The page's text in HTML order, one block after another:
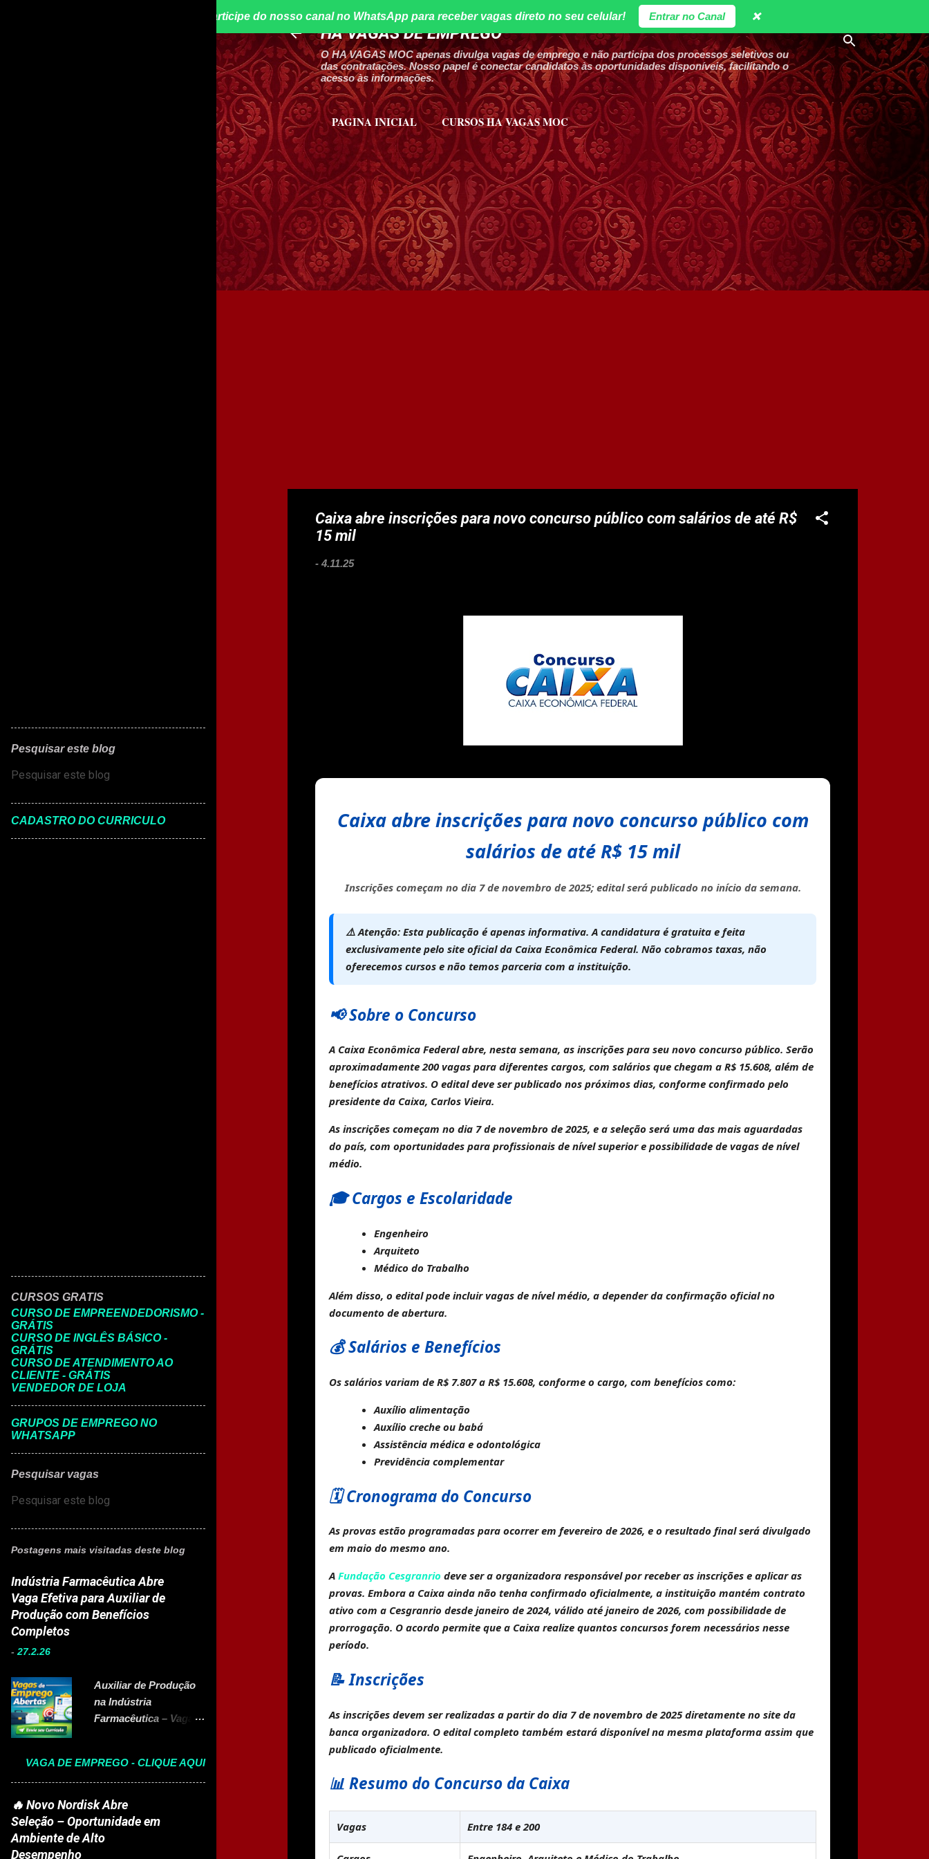
Pular para o conteúdo principal
HA VAGAS DE EMPREGO
O HA VAGAS MOC apenas divulga vagas de emprego e não participa dos processos seletivos ou
das contratações. Nosso papel é conectar candidatos às oportunidades disponíveis, facilitando o
acesso às informações.
📢 Participe do nosso canal no WhatsApp para receber vagas direto no seu celular! Entrar no Canal ❌
PAGINA INICIAL CURSOS HA VAGAS MOC
Caixa abre inscrições para novo concurso público com salários de até R$
15 mil
- 4.11.25
Caixa abre inscrições para novo concurso público com
salários de até R$ 15 mil
Inscrições começam no dia 7 de novembro de 2025; edital será publicado no início da semana.
⚠️Atenção: Esta publicação é apenas informativa. A candidatura é gratuita e feita
exclusivamente pelo site oficial da Caixa Econômica Federal. Não cobramos taxas, não
oferecemos cursos e não temos parceria com a instituição.
📢 Sobre o Concurso
A Caixa Econômica Federalabre, nesta semana, as inscrições para seu novo concurso público. Serão
aproximadamente200 vagas para diferentes cargos, com salários que chegam a R$ 15.608, além de
benefícios atrativos. O editaldeve ser publicado nos próximos dias, conforme confirmado pelo
presidente da Caixa, Carlos Vieira.
As inscrições começam no dia 7 de novembro de 2025, e a seleção será uma das mais aguardadas
do país, com oportunidades para profissionais de nível superior e possibilidade de vagas de nível
médio.
🎓 Cargos e Escolaridade
Engenheiro
Arquiteto
Médico do Trabalho
Além disso, o edital pode incluir vagas de nível médio, a depender da confirmação oficial no
documento de abertura.
💰 Salários e Benefícios
Os salários variam de R$ 7.807 a R$ 15.608, conforme o cargo, com benefícios como:
Auxílio alimentação
Auxílio creche ou babá
Assistência médica e odontológica
Previdência complementar
🗓️ Cronograma do Concurso
As provas estão programadas para ocorrer em fevereiro de 2026, e o resultado finalserá divulgado
em maio do mesmo ano.
A Fundação Cesgranrio deve ser a organizadora responsável por receber as inscrições e aplicar as
provas. Embora a Caixa ainda não tenha confirmado oficialmente, a instituição mantém contrato
ativo com a Cesgranrio desde janeiro de 2024, válido até janeiro de 2026, com possibilidade de
prorrogação. O acordo permite que a Caixa realize quantos concursos forem necessários nesse
período.
📝 Inscrições
As inscrições devem ser realizadas a partir do dia 7 de novembro de 2025diretamente no site da
banca organizadora. O edital completo também estará disponível na mesma plataforma assim que
publicado oficialmente.
📊 Resumo do Concurso da Caixa
Vagas Entre 184 e 200
Pesquisar este blog
CADASTRO DO CURRICULO
CURSOS GRATIS
CURSO DE EMPREENDEDORISMO -
GRÁTIS
CURSO DE INGLÊS BÁSICO -
GRÁTIS
CURSO DE ATENDIMENTO AO
CLIENTE - GRÁTIS
VENDEDOR DE LOJA
GRUPOS DE EMPREGO NO
WHATSAPP
Pesquisar vagas
Postagens mais visitadas deste blog
Indústria Farmacêutica Abre
Vaga Efetiva para Auxiliar de
Produção com Benefícios
Completos
-27.2.26
Auxiliar de Produção
na Indústria
Farmacêutica – Vaga
, multinacional
brasileira presente em
22 países e referência
no setor farmacêutico,
está com vaga aberta
VAGA DE EMPREGO - CLIQUE AQUI
🔥 Novo Nordisk Abre
Seleção – Oportunidade em
Ambiente de Alto
Desempenho